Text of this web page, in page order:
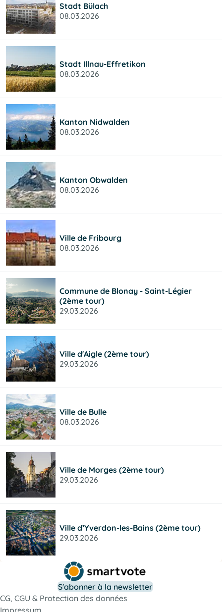
Stadt Bülach
08.03.2026
Stadt Illnau-Effretikon
08.03.2026
Kanton Nidwalden
08.03.2026
Kanton Obwalden
08.03.2026
Ville de Fribourg
08.03.2026
Commune de Blonay - Saint-Légier
(2ème tour)
29.03.2026
Ville d'Aigle (2ème tour)
29.03.2026
Ville de Bulle
08.03.2026
Ville de Morges (2ème tour)
29.03.2026
Ville d’Yverdon-les-Bains (2ème tour)
29.03.2026
S'abonner à la newsletter
CG, CGU & Protection des données
Impressum